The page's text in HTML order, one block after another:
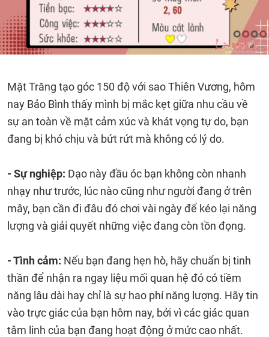
Mặt Trăng tạo góc 150 độ với sao Thiên Vương, hôm
nay Bảo Bình thấy mình bị mắc kẹt giữa nhu cầu về
sự an toàn về mặt cảm xúc và khát vọng tự do, bạn
đang bị khó chịu và bứt rứt mà không có lý do.
- Sự nghiệp: Dạo này đầu óc bạn không còn nhanh
nhạy như trước, lúc nào cũng như người đang ở trên
mây, bạn cần đi đâu đó chơi vài ngày để kéo lại năng
lượng và giải quyết những việc đang còn tồn đọng.
- Tình cảm: Nếu bạn đang hẹn hò, hãy chuẩn bị tinh
thần để nhận ra ngay liệu mối quan hệ đó có tiềm
năng lâu dài hay chỉ là sự hao phí năng lượng. Hãy tin
vào trực giác của bạn hôm nay, bởi vì các giác quan
tâm linh của bạn đang hoạt động ở mức cao nhất.